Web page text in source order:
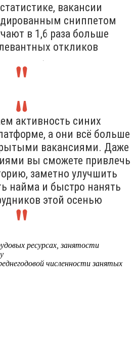
вакансии
сниппетом
в 1,6 раза больше
откликов
.
активность синих
а они всё больше
вакансиями. Даже
вы сможете привлечь
заметно улучшить
найма и быстро нанять
этой осенью
ресурсах, занятости
численности занятых